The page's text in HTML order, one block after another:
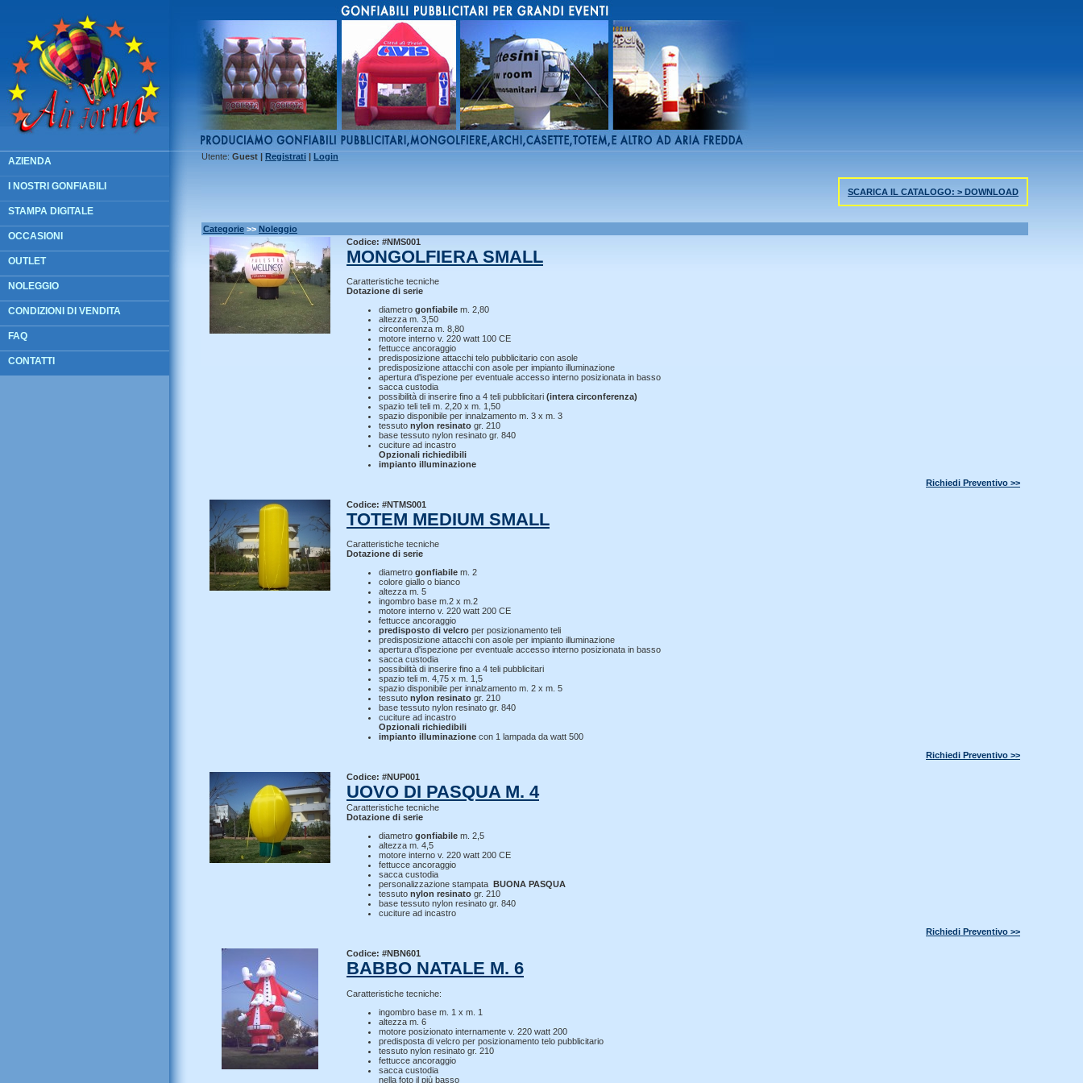
AZIENDA
I NOSTRI GONFIABILI
STAMPA DIGITALE
OCCASIONI
OUTLET
NOLEGGIO
CONDIZIONI DI VENDITA
FAQ
CONTATTI
Utente: Guest | Registrati | Login
SCARICA IL CATALOGO: > DOWNLOAD
Categorie >> Noleggio
Codice: #NMS001
MONGOLFIERA SMALL
Caratteristiche tecniche
Dotazione di serie
diametro gonfiabile m. 2,80
altezza m. 3,50
circonferenza m. 8,80
motore interno v. 220 watt 100 CE
fettucce ancoraggio
predisposizione attacchi telo pubblicitario con asole
predisposizione attacchi con asole per impianto illuminazione
apertura d'ispezione per eventuale accesso interno posizionata in basso
sacca custodia
possibilità di inserire fino a 4 teli pubblicitari (intera circonferenza)
spazio teli teli m. 2,20 x m. 1,50
spazio disponibile per innalzamento m. 3 x m. 3
tessuto nylon resinato gr. 210
base tessuto nylon resinato gr. 840
cuciture ad incastro
Opzionali richiedibili
impianto illuminazione
Richiedi Preventivo >>
Codice: #NTMS001
TOTEM MEDIUM SMALL
Caratteristiche tecniche
Dotazione di serie
diametro gonfiabile m. 2
colore giallo o bianco
altezza m. 5
ingombro base m.2 x m.2
motore interno v. 220 watt 200 CE
fettucce ancoraggio
predisposto di velcro per posizionamento teli
predisposizione attacchi con asole per impianto illuminazione
apertura d'ispezione per eventuale accesso interno posizionata in basso
sacca custodia
possibilità di inserire fino a 4 teli pubblicitari
spazio teli m. 4,75 x m. 1,5
spazio disponibile per innalzamento m. 2 x m. 5
tessuto nylon resinato gr. 210
base tessuto nylon resinato gr. 840
cuciture ad incastro
Opzionali richiedibili
impianto illuminazione con 1 lampada da watt 500
Richiedi Preventivo >>
Codice: #NUP001
UOVO DI PASQUA M. 4
Caratteristiche tecniche
Dotazione di serie
diametro gonfiabile m. 2,5
altezza m. 4,5
motore interno v. 220 watt 200 CE
fettucce ancoraggio
sacca custodia
personalizzazione stampata BUONA PASQUA
tessuto nylon resinato gr. 210
base tessuto nylon resinato gr. 840
cuciture ad incastro
Richiedi Preventivo >>
Codice: #NBN601
BABBO NATALE M. 6
Caratteristiche tecniche:
ingombro base m. 1 x m. 1
altezza m. 6
motore posizionato internamente v. 220 watt 200
predisposta di velcro per posizionamento telo pubblicitario
tessuto nylon resinato gr. 210
fettucce ancoraggio
sacca custodia
nella foto il più basso